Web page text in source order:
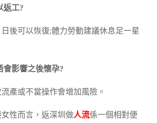
返工?
後可以恢復;體力勞動建議休息足一星
會影響之後懷孕?
產或不當操作會增加風險。
性而言，返深圳做人流係一個相對便